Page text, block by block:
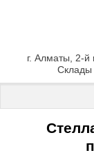
г. Алматы, 2-
Склады